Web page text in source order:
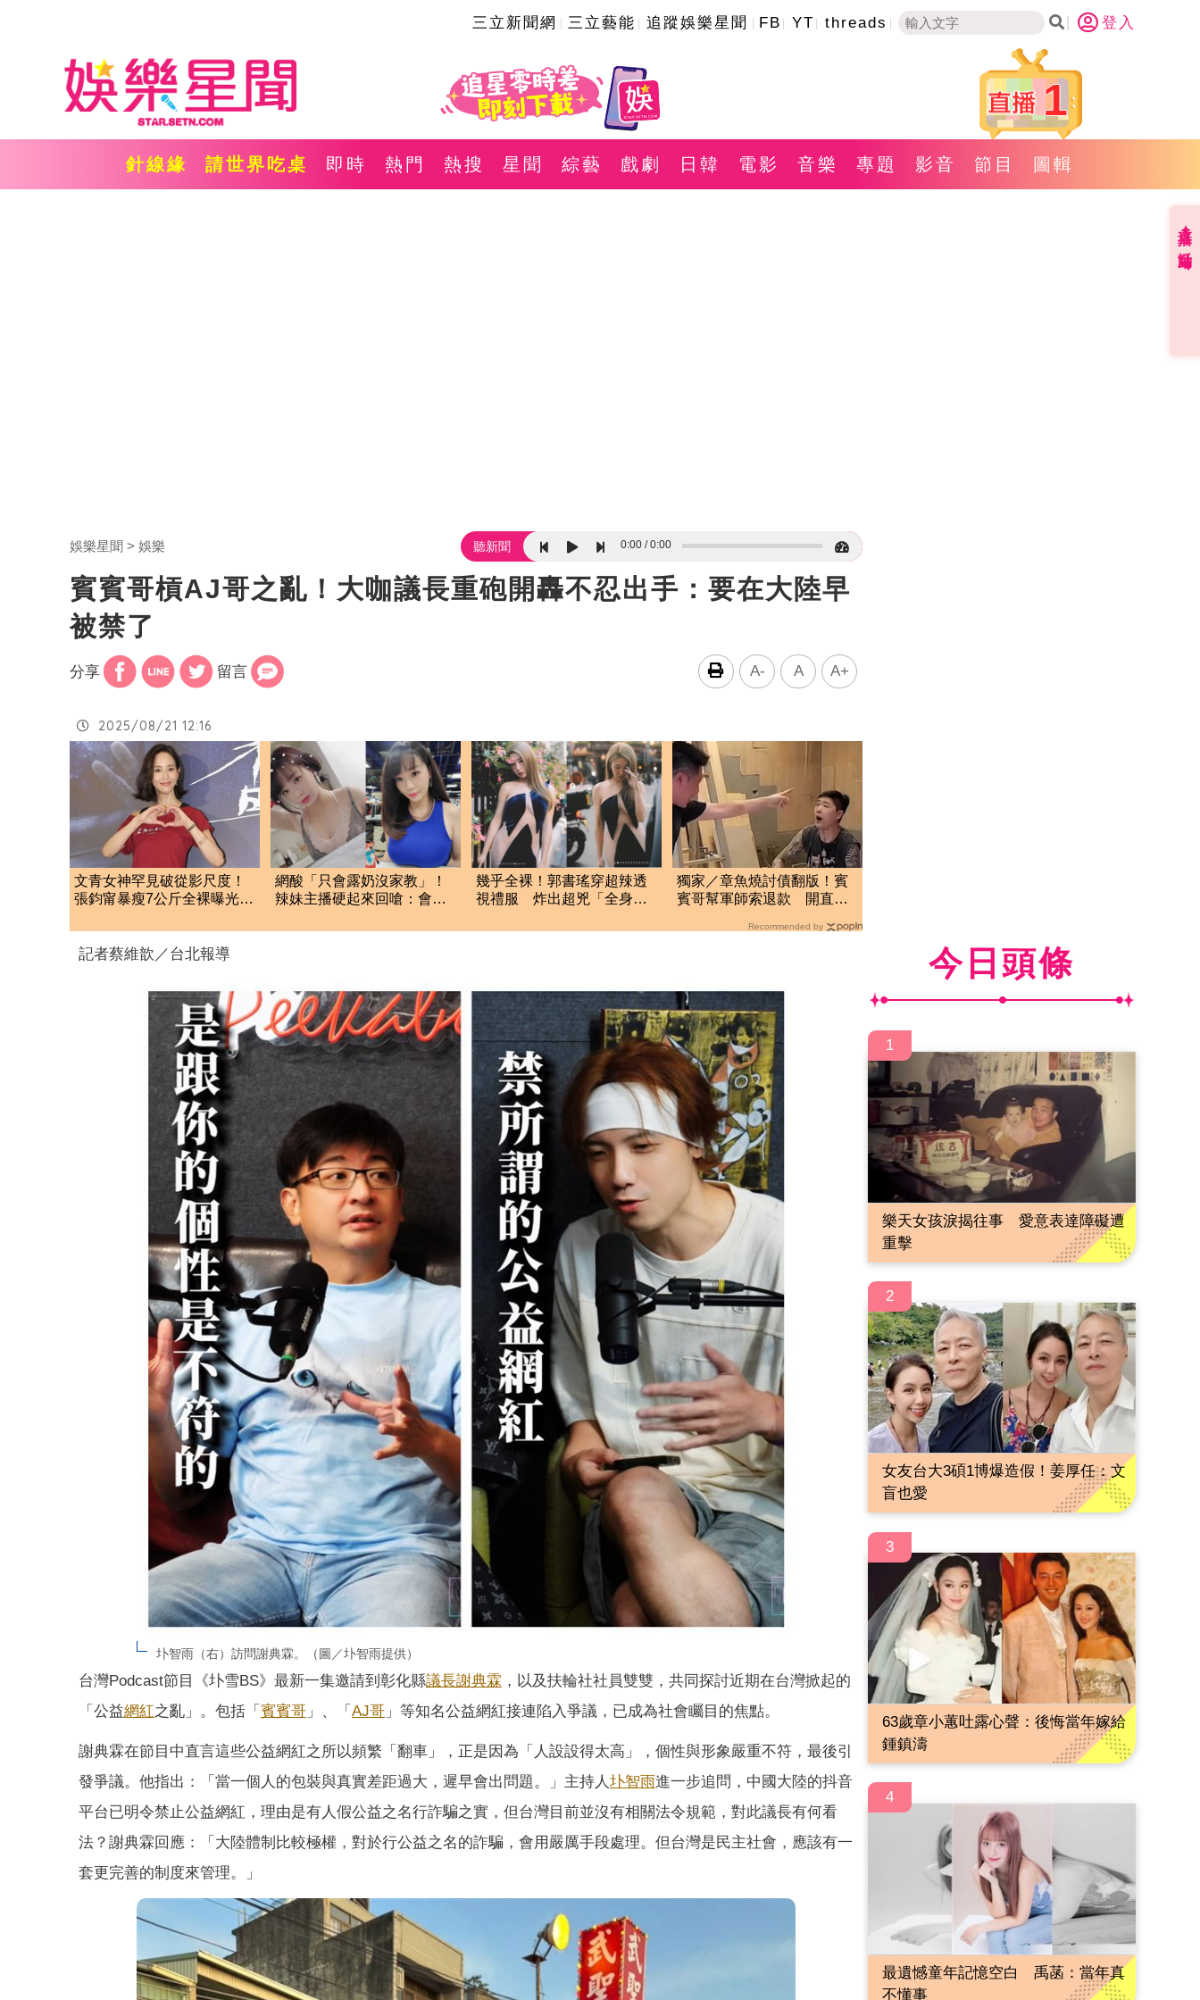
三立新聞網 三立藝能 追蹤娛樂星聞 FB YT threads 登入
1
針線緣 請世界吃桌 即時 熱門 熱搜 星聞 綜藝 戲劇 日韓 電影 音樂 專題 影音 節目 圖輯
娛樂星聞 娛樂 聽新聞 0:00 0:00
賓賓哥槓AJ哥之亂！大咖議長重砲開轟不忍出手：要在大陸早
被禁了
分享 留言 A- A A+
2025/08/21 12:16
文青女神罕見破從影尺度！
張鈞甯暴瘦7公斤全裸曝光
網酸「只會露奶沒家教」！
辣妹主播硬起來回嗆：會繼
幾乎全裸！郭書瑤穿超辣透
視禮服 炸出超兇「全身上
獨家／章魚燒討債翻版！賓
賓哥幫軍師索退款 開直播
Recommended by
記者蔡維歆／台北報導
圤智雨（右）訪問謝典霖。（圖／圤智雨提供）
台灣Podcast節目《圤雪BS》最新一集邀請到彰化縣議長謝典霖 ，以及扶輪社社員雙雙，共同探討近期在台灣掀起的
「公益網紅之亂」。包括「 賓賓哥 」、「 AJ哥 」等知名公益網紅接連陷入爭議，已成為社會矚目的焦點。
謝典霖在節目中直言這些公益網紅之所以頻繁「翻車」，正是因為「人設設得太高」，個性與形象嚴重不符，最後引
發爭議。他指出：「當一個人的包裝與真實差距過大，遲早會出問題。」主持人圤智雨進一步追問，中國大陸的抖音
平台已明令禁止公益網紅，理由是有人假公益之名行詐騙之實，但台灣目前並沒有相關法令規範，對此議長有何看
法？謝典霖回應：「大陸體制比較極權，對於行公益之名的詐騙，會用嚴厲手段處理。但台灣是民主社會，應該有一
套更完善的制度來管理。」
今日頭條
1
樂天女孩淚揭往事 愛意表達障礙遭
重擊
2
女友台大3碩1博爆造假！姜厚任：文
盲也愛
3
63歲章小蕙吐露心聲：後悔當年嫁給
鍾鎮濤
4
最遺憾童年記憶空白 禹菡：當年真
不懂事
直播✦活動